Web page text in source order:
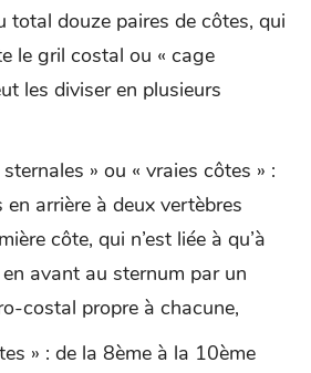
total douze paires de côtes, qui
le gril costal ou « cage
les diviser en plusieurs
» ou « vraies côtes » :
en arrière à deux vertèbres
côte, qui n’est liée à qu’à
avant au sternum par un
costal propre à chacune,
» : de la 8ème à la 10ème